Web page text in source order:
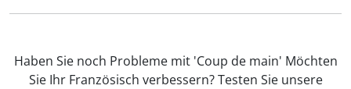
Haben Sie noch Probleme mit 'Coup de main' Möchten
Sie Ihr Französisch verbessern? Testen Sie unsere